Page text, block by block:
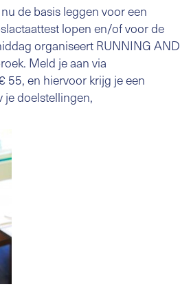
de basis leggen voor een
lopen en/of voor de
organiseert RUNNING AND
Meld je aan via
55, en hiervoor krijg je een
doelstellingen,